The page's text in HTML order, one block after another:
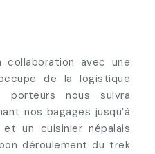
avec une
de la logistique
porteurs nous suivra
nos bagages jusqu’à
un cuisinier népalais
déroulement du trek